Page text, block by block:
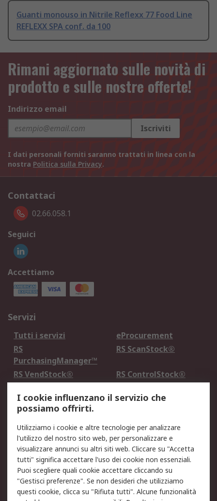
Guanti monouso in Nitrile Reflexx 77 Food Line
REFLEXX SPA conf. da 100
Rimani aggiornato sulle novità di
prodotto e sulle nostre offerte!
Indirizzo email
Iscriviti
I dati personali forniti saranno trattati in linea con la
nostra Politica sulla Privacy.
Contattaci
02.66.058.1
Seguici
Accettiamo
Servizi
Tutti i servizi
eProcurement
RS
PurchasingManager™
RS ScanStock®
RS VendStock®
RS ControlStock®
Legale
Informativa Cookie
Informativa Privacy -
Aggiornata
Email Security
Termini d'uso
Condizioni di vendita
Condizioni generali di
servizio
Etica e responsabilità
I cookie influenzano il servizio che
possiamo offrirti.
Utilizziamo i cookie e altre tecnologie per analizzare
l'utilizzo del nostro sito web, per personalizzare e
visualizzare annunci su altri siti web. Cliccare su "Accetta
tutti" significa accettare l'uso dei cookie non essenziali.
Puoi scegliere quali cookie accettare cliccando su
"Gestisci preferenze". Se non desideri che utilizziamo
questi cookie, clicca su "Rifiuta tutti". Alcune funzionalità